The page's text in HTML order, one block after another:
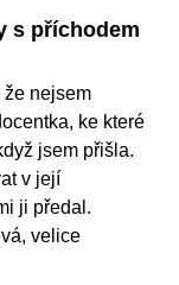
s příchodem
že nejsem
ke které
jsem přišla.
v její
ji předal.
velice